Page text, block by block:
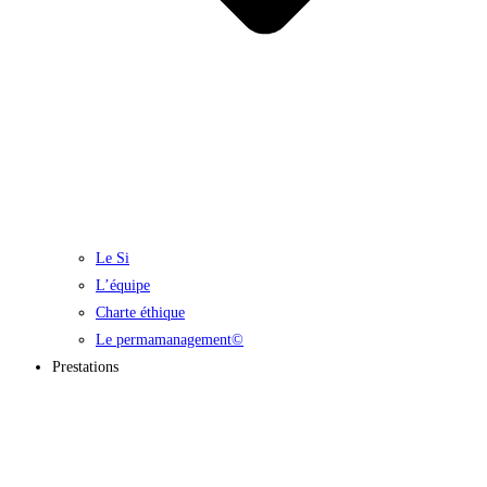
Le Si
L’équipe
Charte éthique
Le permamanagement©
Prestations